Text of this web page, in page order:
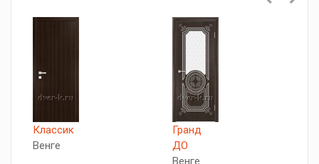
Классик
Венге
Гранд
ДО
Венге